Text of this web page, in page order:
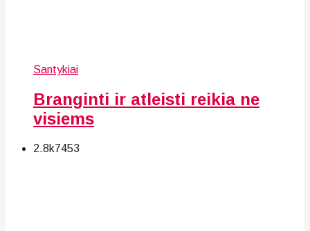
Santykiai
Branginti ir atleisti reikia ne
visiems
2.8k7453